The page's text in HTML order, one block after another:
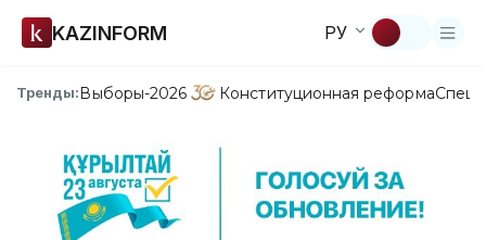
KAZINFORM РУ
Тренды:Выборы-2026 Конституционная реформа